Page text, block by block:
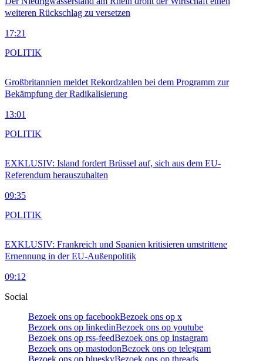
weiteren Rückschlag zu versetzen
17:21
Großbritannien meldet Rekordzahlen bei dem Programm zur
Bekämpfung der Radikalisierung
13:01
POLITIK
EXKLUSIV: Island fordert Brüssel auf, sich aus dem EU-
Referendum herauszuhalten
09:35
POLITIK
EXKLUSIV: Frankreich und Spanien kritisieren umstrittene
Ernennung in der EU-Außenpolitik
09:12
POLITIK
Social
Bezoek ons op facebookBezoek ons op x
Bezoek ons op linkedinBezoek ons op youtube
Bezoek ons op rss-feedBezoek ons op instagram
Bezoek ons op mastodonBezoek ons op telegram